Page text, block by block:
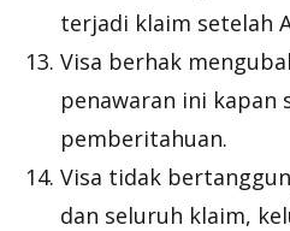
terjadi klaim setelah
Visa berhak
penawaran ini kapan
pemberitahuan.
Visa tidak
dan seluruh klaim,